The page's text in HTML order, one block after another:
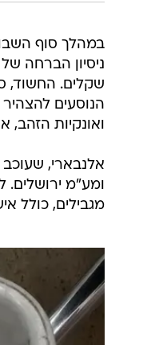
במהלך סוף
שקלים. החשוד,
הנוסעים
ואונקיות
אלנבארי,
ומע"מ
מגבילים, כולל